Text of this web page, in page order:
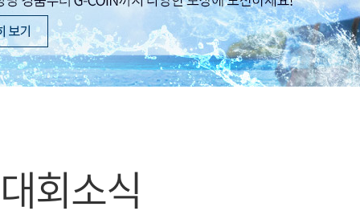
모바일게임
우마무스메 프리티 더비
SMiniz
프렌즈팝콘
프렌즈타운
서비스
내정보
보안센터
대회소식